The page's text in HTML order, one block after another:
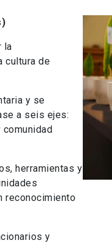
la
cultura de
y se
a seis ejes:
herramientas y
reconocimiento
y